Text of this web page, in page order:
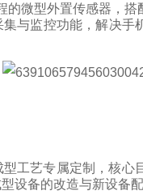
的微型外置传感器，搭
与监控功能，解决手
工艺专属定制，核心
设备的改造与新设备